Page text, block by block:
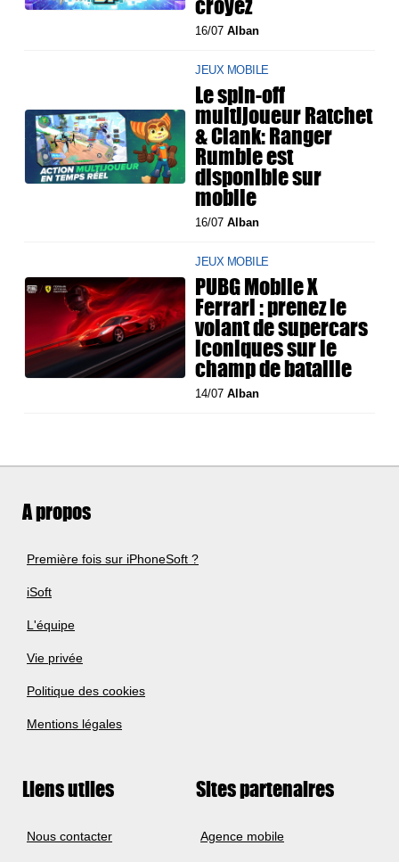
16/07Alban
JEUX MOBILE
Le spin-off
multijoueur Ratchet
& Clank: Ranger
Rumble est
disponible sur
mobile
16/07Alban
JEUX MOBILE
PUBG Mobile X
Ferrari : prenez le
volant de supercars
iconiques sur le
champ de bataille
14/07Alban
A propos
Première fois sur iPhoneSoft ?
iSoft
L'équipe
Vie privée
Politique des cookies
Mentions légales
Liens utiles
Nous contacter
Sites partenaires
Agence mobile